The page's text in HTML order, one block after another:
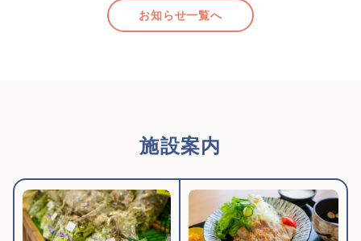
お知らせ一覧へ
施設案内